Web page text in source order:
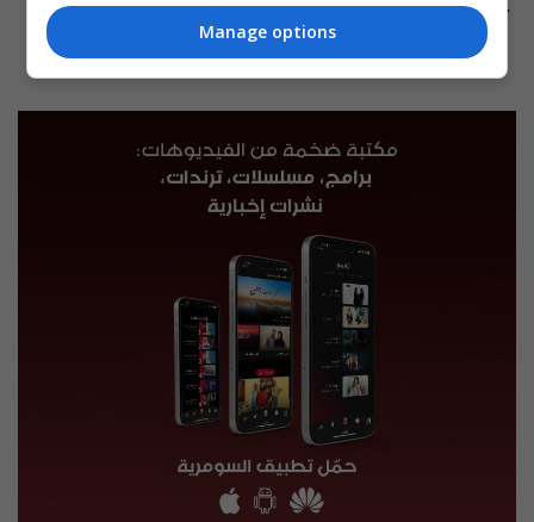
13:00 | 2026-08-07
Manage options